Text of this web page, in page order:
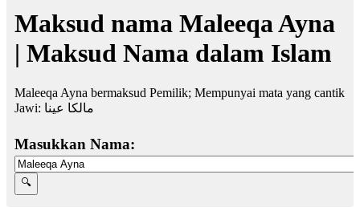
Maksud nama Maleeqa Ayna
| Maksud Nama dalam Islam
Maleeqa Ayna bermaksud Pemilik; Mempunyai mata yang cantik
Jawi: مالكا عينا
Masukkan Nama: